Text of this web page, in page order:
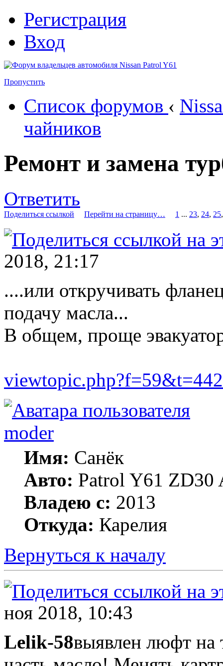
Регистрация
Вход
Пропустить
Список форумов ‹
чайников
Ремонт и замена
Ответить
Поделиться ссылкой Перейти на страницу… 1 ... 23, 24, 25
2018, 21:17
....или откручивать
подачу масла...
В общем, проще
moder
Имя: Санёк
Авто: Patrol Y61 ZD30
Владею с: 2013
Откуда: Карелия
Вернуться к началу
ноя 2018, 10:43
Lelik-58выявлен люфт на